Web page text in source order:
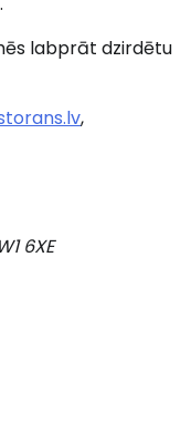
labprāt dzirdētu
,
6XE